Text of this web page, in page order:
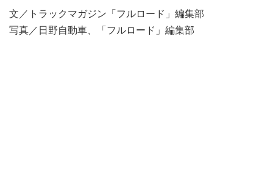
文／トラックマガジン「フルロード」編集部
写真／日野自動車、「フルロード」編集部